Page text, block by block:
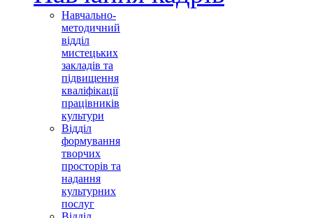
Навчально-
методичний
відділ
мистецьких
закладів та
підвищення
кваліфікації
працівників
культури
Відділ
формування
творчих
просторів та
надання
культурних
послуг